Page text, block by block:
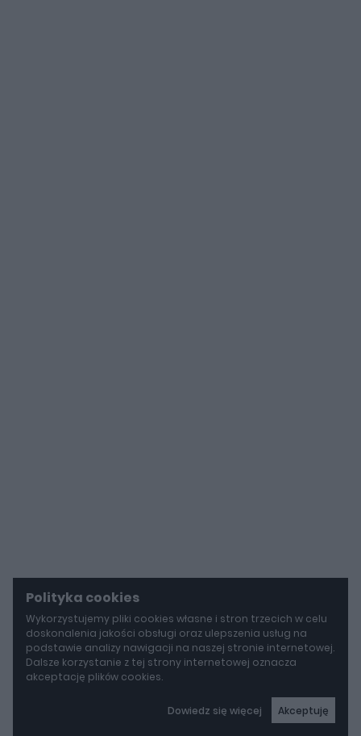
Polityka cookies
Wykorzystujemy pliki cookies własne i stron trzecich w celu
doskonalenia jakości obsługi oraz ulepszenia usług na
podstawie analizy nawigacji na naszej stronie internetowej.
Dalsze korzystanie z tej strony internetowej oznacza
akceptację plików cookies.
Dowiedz się więcej Akceptuję